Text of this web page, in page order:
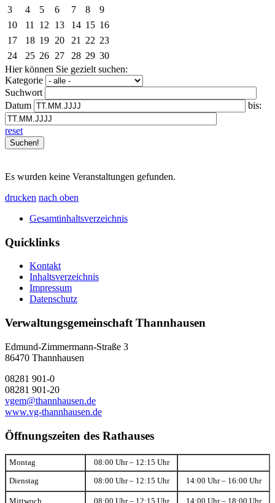
3
4 5 6 7 8
9
10
11 12 13 14 15 16
17
18 19 20 21 22 23
24
25 26 27 28 29 30
Hier können Sie gezielt suchen:
Kategorie
Suchwort
Datum
bis:
reset
Es wurden keine Veranstaltungen gefunden.
drucken nach oben
Gesamtinhaltsverzeichnis
Quicklinks
Kontakt
Inhaltsverzeichnis
Impressum
Datenschutz
Verwaltungsgemeinschaft Thannhausen
Edmund-Zimmermann-Straße 3
86470 Thannhausen
08281 901-0
08281 901-20
vgem@thannhausen.de
www.vg-thannhausen.de
Öffnungszeiten des Rathauses
Montag 08:00 Uhr – 12:15 Uhr
Dienstag 08:00 Uhr – 12:15 Uhr 14:00 Uhr – 16:00 Uhr